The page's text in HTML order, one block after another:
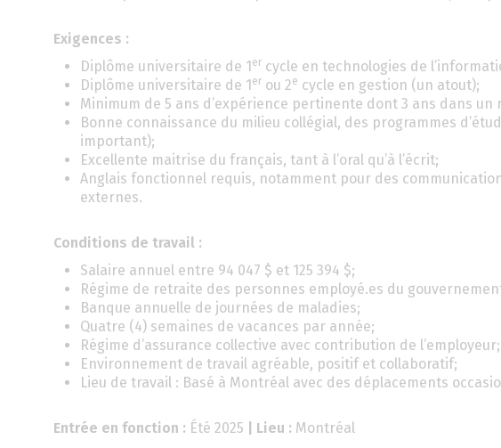
Exigences :
Diplôme universitaire de 1er cycle en technologies de
Diplôme universitaire de 1er ou 2e cycle en gestion (un atout);
Minimum de 5 ans d’expérience pertinente dont 3 ans dans un
Bonne connaissance du milieu collégial, des programmes
important);
Excellente maitrise du français, tant à l’oral qu’à l’écrit;
Anglais fonctionnel requis, notamment pour des
externes.
Conditions de travail :
Salaire annuel entre 94 047 $ et 125 394 $;
Régime de retraite des personnes employé.es du
Banque annuelle de journées de maladies;
Quatre (4) semaines de vacances par année;
Régime d’assurance collective avec contribution de l’employeur;
Environnement de travail agréable, positif et collaboratif;
Lieu de travail : Basé à Montréal avec des déplacements
Entrée en fonction : Été 2025 | Lieu : Montréal